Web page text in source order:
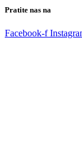
Pratite nas na
Facebook-f